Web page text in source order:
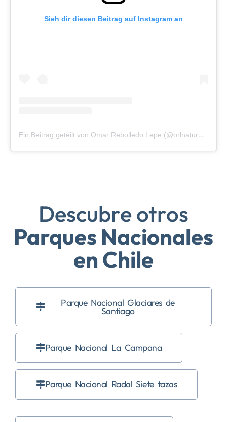
Sieh dir diesen Beitrag auf Instagram an
Ein Beitrag geteilt von Omar Rebolledo Lepe (@orlnaturephotography)
Descubre otros
Parques Nacionales
en Chile
Parque Nacional Glaciares de
Santiago
Parque Nacional La Campana
Parque Nacional Radal Siete tazas